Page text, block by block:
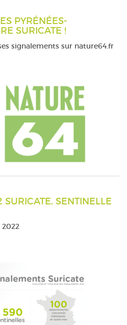
PYRÉNÉES-
SURICATE !
signalements sur nature64.fr
SENTINELLE
2022